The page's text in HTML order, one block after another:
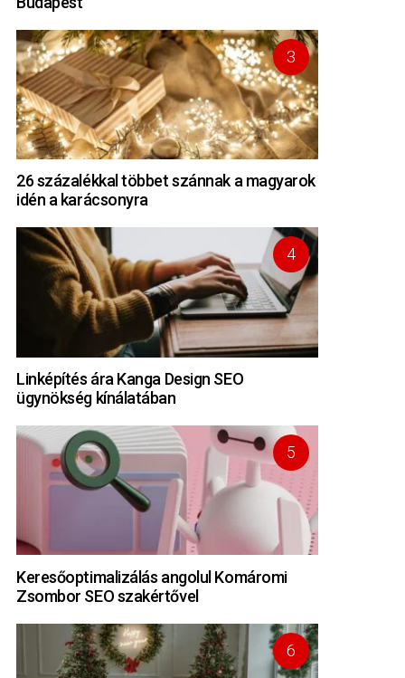
26 százalékkal többet szánnak a magyarok
idén a karácsonyra
Linképítés ára Kanga Design SEO
ügynökség kínálatában
Keresőoptimalizálás angolul Komáromi
Zsombor SEO szakértővel